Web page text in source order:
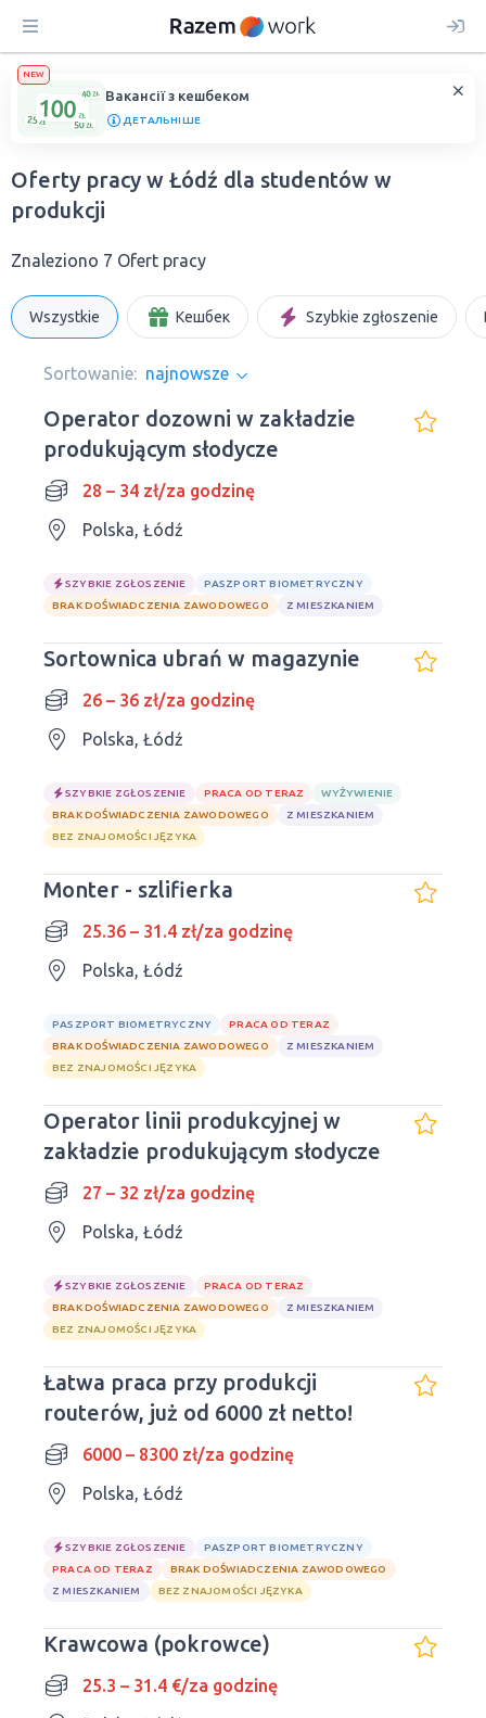
NEW
Вакансії з кешбеком
ДЕТАЛЬНІШЕ
Oferty pracy w Łódź dla studentów w
produkcji
Znaleziono 7 Ofert pracy
Wszystkie Кешбек Szybkie zgłoszenie
Sortowanie: najnowsze
Operator dozowni w zakładzie
produkującym słodycze
28 – 34 zł/za godzinę
Polska, Łódź
SZYBKIE ZGŁOSZENIE
PASZPORT BIOMETRYCZNY
BRAK DOŚWIADCZENIA ZAWODOWEGO
Z MIESZKANIEM
Sortownica ubrań w magazynie
26 – 36 zł/za godzinę
Polska, Łódź
SZYBKIE ZGŁOSZENIE PRACA OD TERAZ
WYŻYWIENIE
BRAK DOŚWIADCZENIA ZAWODOWEGO
Z MIESZKANIEM
BEZ ZNAJOMOŚCI JĘZYKA
Monter - szlifierka
25.36 – 31.4 zł/za godzinę
Polska, Łódź
PASZPORT BIOMETRYCZNY
PRACA OD TERAZ
BRAK DOŚWIADCZENIA ZAWODOWEGO
Z MIESZKANIEM
BEZ ZNAJOMOŚCI JĘZYKA
Operator linii produkcyjnej w
zakładzie produkującym słodycze
27 – 32 zł/za godzinę
Polska, Łódź
SZYBKIE ZGŁOSZENIE
PRACA OD TERAZ
BRAK DOŚWIADCZENIA ZAWODOWEGO
Z MIESZKANIEM
BEZ ZNAJOMOŚCI JĘZYKA
Łatwa praca przy produkcji
routerów, już od 6000 zł netto!
6000 – 8300 zł/za godzinę
Polska, Łódź
SZYBKIE ZGŁOSZENIE
PASZPORT BIOMETRYCZNY
PRACA OD TERAZ
BRAK DOŚWIADCZENIA ZAWODOWEGO
Z MIESZKANIEM
BEZ ZNAJOMOŚCI JĘZYKA
Krawcowa (pokrowce)
25.3 – 31.4 €/za godzinę